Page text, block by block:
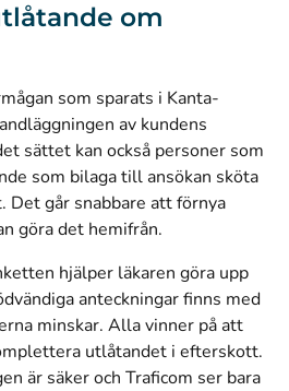
om
som sparats i Kanta-
av kundens
sättet kan också personer som
som bilaga till ansökan sköta
går snabbare att förnya
göra det hemifrån.
hjälper läkaren göra upp
anteckningar finns med
minskar. Alla vinner på att
utlåtandet i efterskott.
är säker och Traficom ser bara